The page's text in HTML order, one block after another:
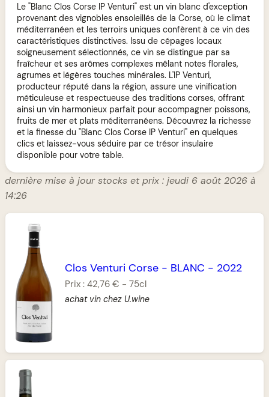
Le "Blanc Clos Corse IP Venturi" est un vin blanc d'exception
provenant des vignobles ensoleillés de la Corse, où le climat
méditerranéen et les terroirs uniques confèrent à ce vin des
caractéristiques distinctives. Issu de cépages locaux
soigneusement sélectionnés, ce vin se distingue par sa
fraîcheur et ses arômes complexes mêlant notes florales,
agrumes et légères touches minérales. L'IP Venturi,
producteur réputé dans la région, assure une vinification
méticuleuse et respectueuse des traditions corses, offrant
ainsi un vin harmonieux parfait pour accompagner poissons,
fruits de mer et plats méditerranéens. Découvrez la richesse
et la finesse du "Blanc Clos Corse IP Venturi" en quelques
clics et laissez-vous séduire par ce trésor insulaire
disponible pour votre table.
dernière mise à jour stocks et prix : jeudi 6 août 2026 à
14:26
Clos Venturi Corse - BLANC - 2022
Prix :42,76 € -75cl
achat vin chez U.wine